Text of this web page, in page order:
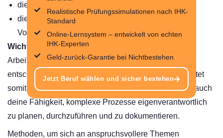
die Lösung von Qualitätsproblemen sowie
die Einhaltung wirtschaftlicher und ökologischer
Vorgaben.
Wichtig:
Dabei spielen auch die Sicherheit am
Arbeitsplatz und der Schutz sensibler Daten eine
entscheidende Rolle. Die Abschlussprüfung Teil 2 testet
somit nicht nur dein technisches Know-how, sondern auch
deine Fähigkeit, komplexe Prozesse eigenverantwortlich
zu planen, durchzuführen und zu dokumentieren.
Methoden, um sich an anspruchsvollere Themen
Realistische Prüfungssimulationen nach IHK-
Standard
Online-Lernsystem – entwickelt von echten
IHK-Experten
Geld-zurück-Garantie bei Nichtbestehen
Jetzt Beruf wählen und sicher bestehen